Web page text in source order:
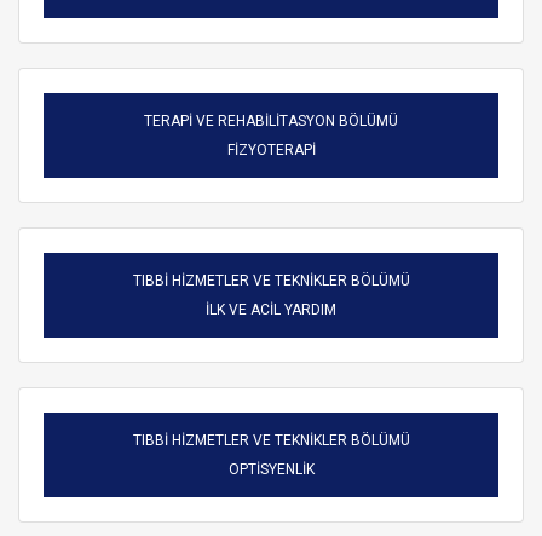
TERAPİ VE REHABİLİTASYON BÖLÜMÜ
FİZYOTERAPİ
TIBBİ HİZMETLER VE TEKNİKLER BÖLÜMÜ
İLK VE ACİL YARDIM
TIBBİ HİZMETLER VE TEKNİKLER BÖLÜMÜ
OPTİSYENLİK